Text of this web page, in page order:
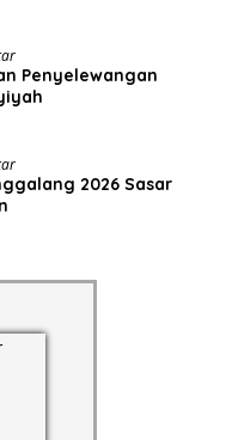
Penyelewangan
2026 Sasar